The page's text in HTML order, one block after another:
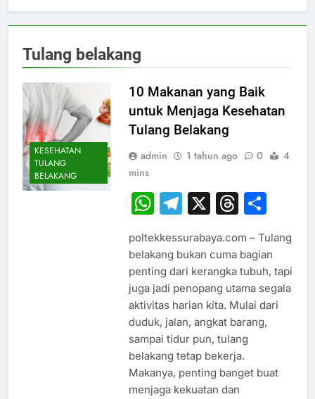
Tulang belakang
KESEHATAN
TULANG
BELAKANG
10 Makanan yang Baik
untuk Menjaga Kesehatan
Tulang Belakang
admin 1 tahun ago 0
4
mins
WhatsApp
Telegram
X
poltekkessurabaya.com – Tulang
belakang bukan cuma bagian
penting dari kerangka tubuh, tapi
juga jadi penopang utama segala
aktivitas harian kita. Mulai dari
duduk, jalan, angkat barang,
sampai tidur pun, tulang
belakang tetap bekerja.
Makanya, penting banget buat
menjaga kekuatan dan